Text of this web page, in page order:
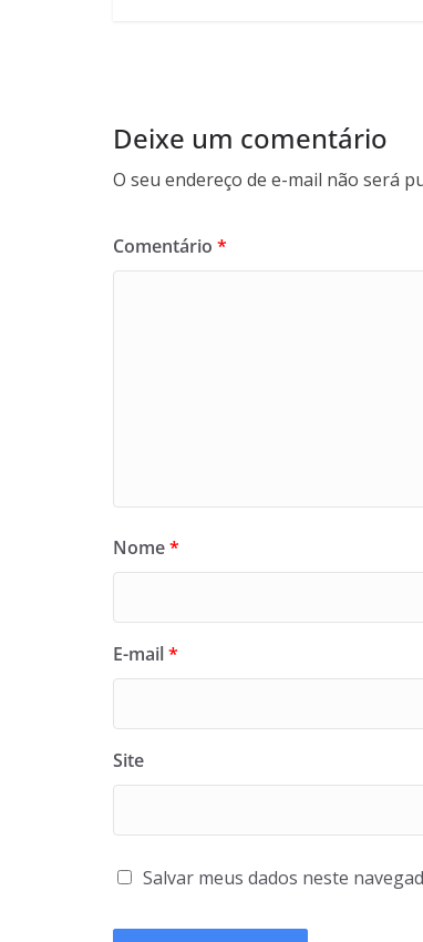
Deixe um comentário
O seu endereço de e-mail não será
Comentário *
Nome*
E-mail*
Site
Salvar meus dados neste